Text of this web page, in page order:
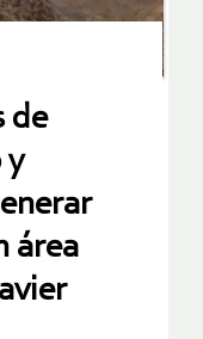
de
y
área